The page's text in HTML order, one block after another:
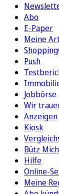
Abo
E-Paper
Meine
Push
Jobbörse
Wir
Anzeigen
Kiosk
Bütz Mich
Hilfe
Online-
Meine